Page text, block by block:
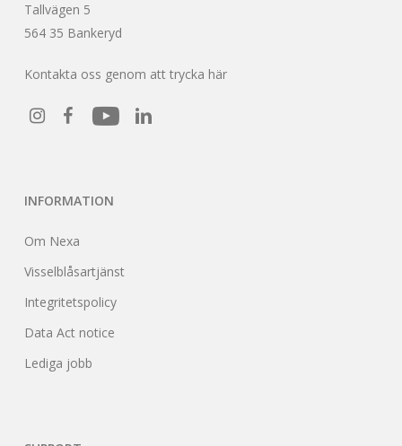
Tallvägen 5
564 35 Bankeryd
Kontakta oss genom att trycka här
INFORMATION
Om Nexa
Visselblåsartjänst
Integritetspolicy
Data Act notice
Lediga jobb